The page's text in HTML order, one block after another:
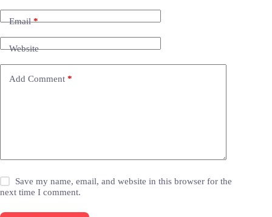
Email*
Website
Add Comment *
Save my name, email, and website in this browser for the
next time I comment.